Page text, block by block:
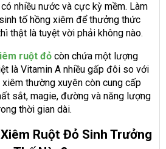
nhiều nước và cực kỳ mềm. Làm
tố hồng xiêm để thưởng thức
thật là tuyệt vời phải không nào.
ruột đỏ còn chứa một lượng
là Vitamin A nhiều gấp đôi so với
thường xuyên còn cung cấp
sắt, magie, đường và năng lượng
thời gian dài.
Ruột Đỏ Sinh Trưởng